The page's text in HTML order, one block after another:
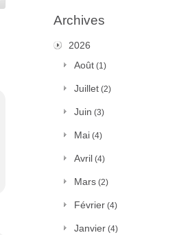
Archives
2026
Août (1)
Juillet (2)
Juin (3)
Mai (4)
Avril (4)
Mars (2)
Février (4)
Janvier (4)